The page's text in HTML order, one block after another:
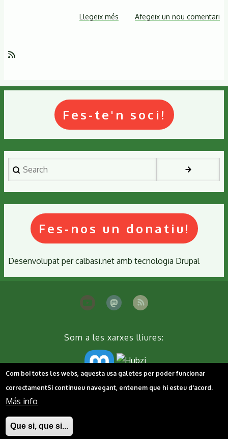
Llegeix més sobre
urbanístic
Pla
del
Afegeix un nou comentari
Fes-te'n soci!
Search
Fes-nos un donatiu!
Desenvolupat percalbasi.net amb tecnologia Drupal
Som a les xarxes lliures:
Peu Contacta'ns
Com boi totes les webs, aquesta usa galetes per poder funcionar
correctamentSi continueu navegant, entenem que hi esteu d'acord.
Más info
Que si, que si...